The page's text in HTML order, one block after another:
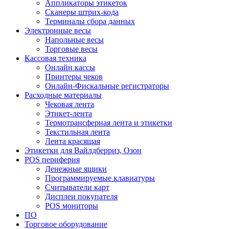
Аппликаторы этикеток
Сканеры штрих-кода
Терминалы сбора данных
Электронные весы
Напольные весы
Торговые весы
Кассовая техника
Онлайн кассы
Принтеры чеков
Онлайн-Фискальные регистраторы
Расходные материалы
Чековая лента
Этикет-лента
Термотрансферная лента и этикетки
Текстильная лента
Лента красящая
Этикетки для Вайлдберриз, Озон
POS периферия
Денежные ящики
Программируемые клавиатуры
Считыватели карт
Дисплеи покупателя
POS мониторы
ПО
Торговое оборудование